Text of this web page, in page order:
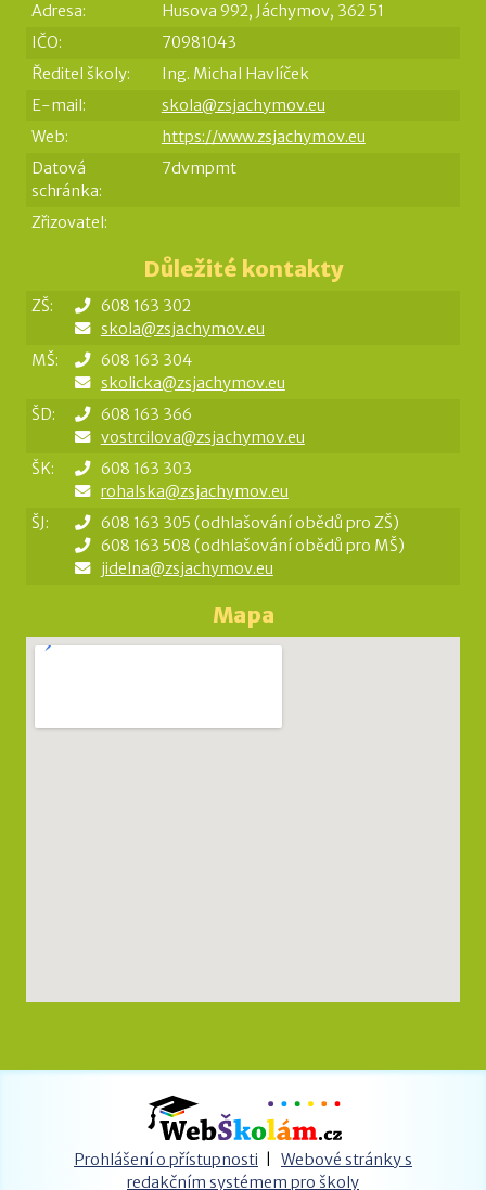
Adresa:
Husova 992, Jáchymov, 362 51
IČO:
70981043
Ředitel školy:
Ing. Michal Havlíček
E-mail:
skola@zsjachymov.eu
Web:
https://www.zsjachymov.eu
Datová
schránka:
7dvmpmt
Zřizovatel:
Důležité kontakty
ZŠ:
608 163 302
skola@zsjachymov.eu
MŠ:
608 163 304
skolicka@zsjachymov.eu
ŠD:
608 163 366
vostrcilova@zsjachymov.eu
ŠK:
608 163 303
rohalska@zsjachymov.eu
ŠJ:
608 163 305 (odhlašování obědů pro ZŠ)
608 163 508 (odhlašování obědů pro MŠ)
jidelna@zsjachymov.eu
Mapa
Prohlášení o přístupnosti
Webové stránky s
redakčním systémem pro školy